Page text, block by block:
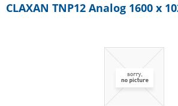
CLAXAN TNP12 Analog 1600 x